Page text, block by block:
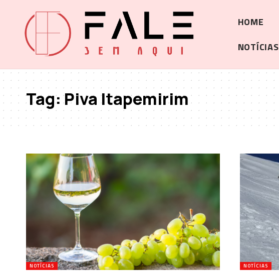
HOME
NOTÍCIAS
Tag:Piva Itapemirim
NOTÍCIAS NOTÍCIAS